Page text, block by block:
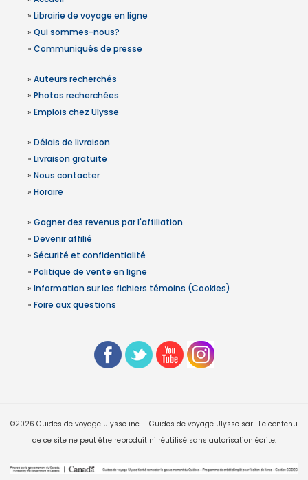
» Librairie de voyage en ligne
» Qui sommes-nous?
» Communiqués de presse
» Auteurs recherchés
» Photos recherchées
» Emplois chez Ulysse
» Délais de livraison
» Livraison gratuite
» Nous contacter
» Horaire
» Gagner des revenus par l'affiliation
» Devenir affilié
» Sécurité et confidentialité
» Politique de vente en ligne
» Information sur les fichiers témoins (Cookies)
» Foire aux questions
©2026 Guides de voyage Ulysse inc. - Guides de voyage Ulysse sarl. Le contenu
de ce site ne peut être reproduit ni réutilisé sans autorisation écrite.